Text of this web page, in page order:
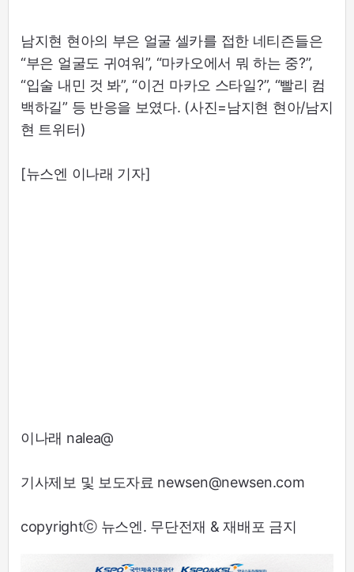
남지현 현아의 부은 얼굴 셀카를 접한 네티즌들은
“부은 얼굴도 귀여워”, “마카오에서 뭐 하는 중?”,
“입술 내민 것 봐”, “이건 마카오 스타일?”, “빨리 컴
백하길” 등 반응을 보였다. (사진=남지현 현아/남지
현 트위터)
[뉴스엔 이나래 기자]
이나래 nalea@
기사제보 및 보도자료 newsen@newsen.com
copyrightⓒ 뉴스엔. 무단전재 & 재배포 금지